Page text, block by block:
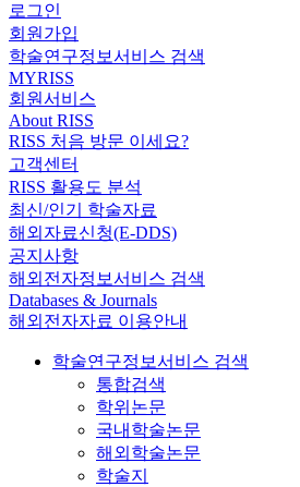
로그인
회원가입
학술연구정보서비스 검색
MYRISS
회원서비스
About RISS
RISS 처음 방문 이세요?
고객센터
RISS 활용도 분석
최신/인기 학술자료
해외자료신청(E-DDS)
공지사항
해외전자정보서비스 검색
Databases & Journals
해외전자자료 이용안내
학술연구정보서비스 검색
통합검색
학위논문
국내학술논문
해외학술논문
학술지